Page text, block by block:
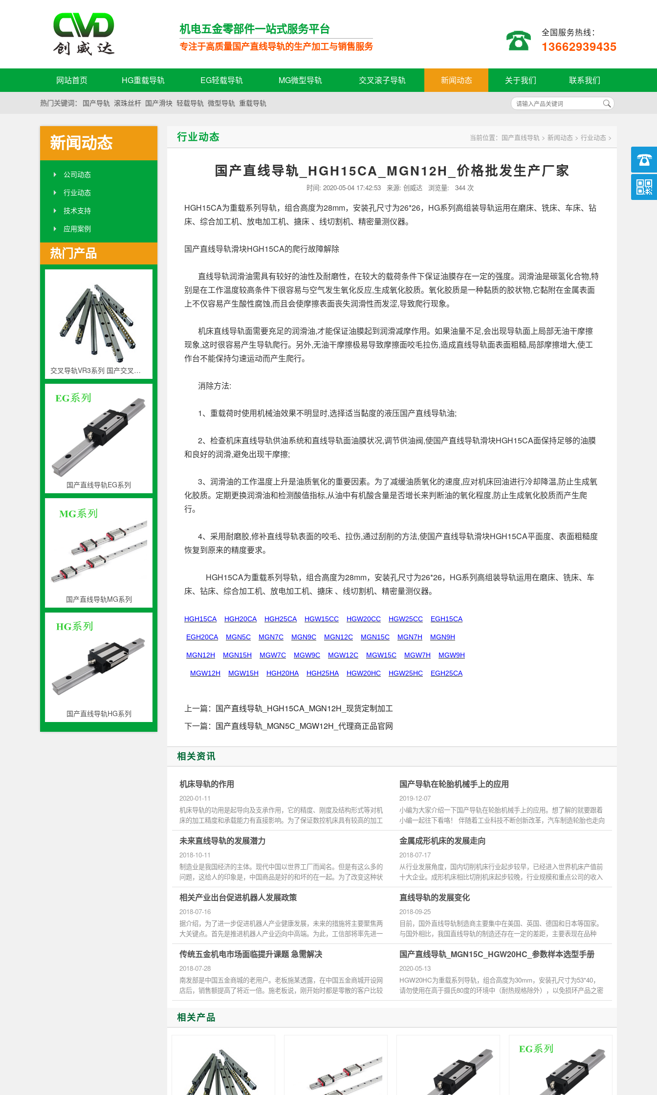
机电五金零部件一站式服务平台
专注于高质量国产直线导轨的生产加工与销售服务
全国服务热线：
13662939435
网站首页 HG重载导轨 EG轻载导轨 MG微型导轨 交叉滚子导轨 新闻动态 关于我们 联系我们
热门关键词： 国产导轨 滚珠丝杆 国产滑块 轻载导轨 微型导轨 重载导轨
新闻动态
公司动态
行业动态
技术支持
应用案例
热门产品
交叉导轨VR3系列 国产交叉滚子轨道生产厂家
国产直线导轨EG系列
国产直线导轨MG系列
国产直线导轨HG系列
行业动态 当前位置： 国产直线导轨 > 新闻动态 > 行业动态 >
国产直线导轨_HGH15CA_MGN12H_价格批发生产厂家
时间: 2020-05-04 17:42:53 来源: 创威达 浏览量: 344 次
HGH15CA为重载系列导轨，组合高度为28mm，安装孔尺寸为26*26，HG系列高组装导轨运用在磨床、铣床、车床、钻
床、综合加工机、放电加工机、搪床 、线切割机、精密量测仪器。
国产直线导轨滑块HGH15CA的爬行故障解除
直线导轨润滑油需具有较好的油性及耐磨性，在较大的载荷条件下保证油膜存在一定的强度。润滑油是碳氢化合物,特
别是在工作温度较高条件下很容易与空气发生氧化反应,生成氧化胶质。氧化胶质是一种黏质的胶状物,它黏附在金属表面
上不仅容易产生酸性腐蚀,而且会使摩擦表面丧失润滑性而发涩,导致爬行现象。
机床直线导轨面需要充足的润滑油,才能保证油膜起到润滑减摩作用。如果油量不足,会出现导轨面上局部无油干摩擦
现象,这时很容易产生导轨爬行。另外,无油干摩擦极易导致摩擦面咬毛拉伤,造成直线导轨面表面粗糙,局部摩擦增大,使工
作台不能保持匀速运动而产生爬行。
消除方法:
1、重载荷时使用机械油效果不明显时,选择适当黏度的液压国产直线导轨油;
2、检查机床直线导轨供油系统和直线导轨面油膜状况,调节供油阀,使国产直线导轨滑块HGH15CA面保持足够的油膜
和良好的润滑,避免出现干摩擦;
3、润滑油的工作温度上升是油质氧化的重要因素。为了减缓油质氧化的速度,应对机床回油进行冷却降温,防止生成氧
化胶质。定期更换润滑油和检测酸值指标,从油中有机酸含量是否增长来判断油的氧化程度,防止生成氧化胶质而产生爬
行。
4、采用耐磨胶,修补直线导轨表面的咬毛、拉伤,通过刮削的方法,使国产直线导轨滑块HGH15CA平面度、表面粗糙度
恢复到原来的精度要求。
HGH15CA为重载系列导轨，组合高度为28mm，安装孔尺寸为26*26，HG系列高组装导轨运用在磨床、铣床、车
床、钻床、综合加工机、放电加工机、搪床 、线切割机、精密量测仪器。
HGH15CA HGH20CA HGH25CA HGW15CC HGW20CC HGW25CC EGH15CA
EGH20CA MGN5C MGN7C MGN9C MGN12C MGN15C MGN7H MGN9H
MGN12H MGN15H MGW7C MGW9C MGW12C MGW15C MGW7H MGW9H
MGW12H MGW15H HGH20HA HGH25HA HGW20HC HGW25HC EGH25CA
上一篇： 国产直线导轨_HGH15CA_MGN12H_现货定制加工
下一篇： 国产直线导轨_MGN5C_MGW12H_代理商正品官网
相关资讯
机床导轨的作用
2020-01-11
机床导轨的功用是起导向及支承作用，它的精度、刚度及结构形式等对机
床的加工精度和承载能力有直接影响。为了保证数控机床具有较高的加工
精度和较...
国产导轨在轮胎机械手上的应用
2019-12-07
小编为大家介绍一下国产导轨在轮胎机械手上的应用。想了解的就要跟着
小编一起往下看咯！ 伴随着工业科技不断创新改革，汽车制造轮胎也走向
高品质的...
未来直线导轨的发展潜力
2018-10-11
制造业是我国经济的主体。现代中国以世界工厂而闻名。但是有这么多的
问题，这给人的印象是，中国商品是好的和坏的在一起。为了改变这种状
况，提高...
金属成形机床的发展走向
2018-07-17
从行业发展角度，国内切削机床行业起步较早，已经进入世界机床产值前
十大企业。成形机床相比切削机床起步较晚，行业规模和重点公司的收入
规模都远...
相关产业出台促进机器人发展政策
2018-07-16
据介绍，为了进一步促进机器人产业健康发展，未来的措施将主要聚焦两
大关键点。首先是推进机器人产业迈向中高端。为此，工信部将率先进一
步整合产...
直线导轨的发展变化
2018-09-25
目前，国外直线导轨制造商主要集中在美国、英国、德国和日本等国家。
与国外相比，我国直线导轨的制造还存在一定的差距，主要表现在品种
少、产量小...
传统五金机电市场面临提升课题 急需解决
2018-07-28
南发部是中国五金商城的老用户。老板施某透露，在中国五金商城开设网
店后，销售额提高了将近一倍。施老板说，刚开始时都是零散的客户比较
多，随着...
国产直线导轨_MGN15C_HGW20HC_参数样本选型手册
2020-05-13
HGW20HC为重载系列导轨，组合高度为30mm，安装孔尺寸为53*40，
请勿使用在高于摄氏80度的环境中（耐热规格除外），以免损环产品之密
封件，进而缩短使用寿...
相关产品